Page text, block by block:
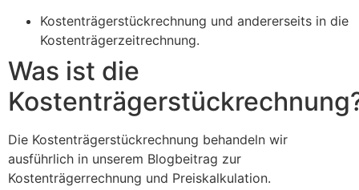
Kostenträgerstückrechnung und andererseits in die
Kostenträgerzeitrechnung.
Was ist die
Die Kostenträgerstückrechnung behandeln wir
ausführlich in unserem Blogbeitrag zur
Kostenträgerrechnung und Preiskalkulation.